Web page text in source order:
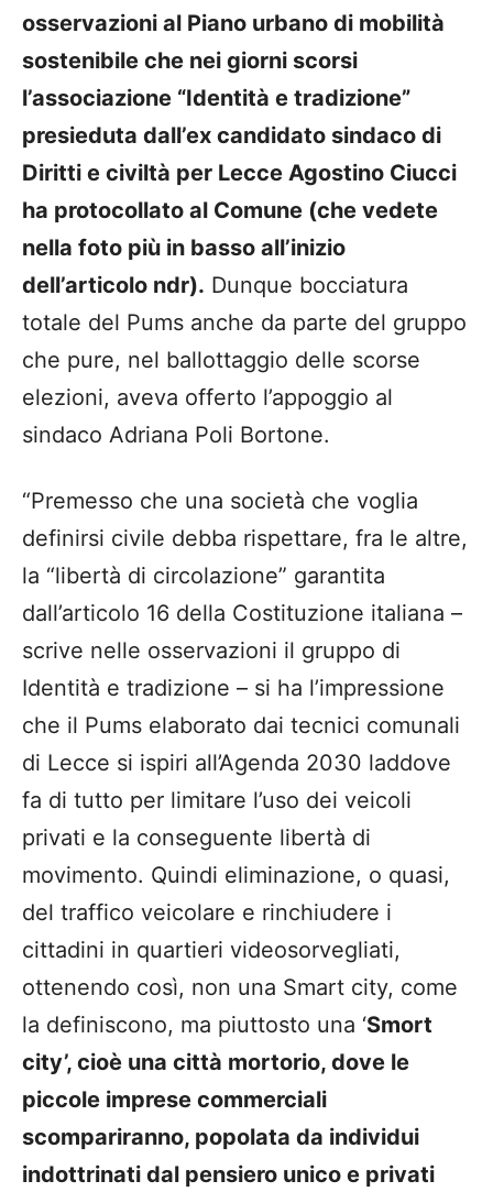
osservazioni al Piano urbano di mobilità
sostenibile che nei giorni scorsi
l’associazione “Identità e tradizione”
presieduta dall’ex candidato sindaco di
Diritti e civiltà per Lecce Agostino Ciucci
ha protocollato al Comune (che vedete
nella foto più in basso all’inizio
dell’articolo ndr). Dunque bocciatura
totale del Pums anche da parte del gruppo
che pure, nel ballottaggio delle scorse
elezioni, aveva offerto l’appoggio al
sindaco Adriana Poli Bortone.
“Premesso che una società che voglia
definirsi civile debba rispettare, fra le altre,
la “libertà di circolazione” garantita
dall’articolo 16 della Costituzione italiana –
scrive nelle osservazioni il gruppo di
Identità e tradizione – si ha l’impressione
che il Pums elaborato dai tecnici comunali
di Lecce si ispiri all’Agenda 2030 laddove
fa di tutto per limitare l’uso dei veicoli
privati e la conseguente libertà di
movimento. Quindi eliminazione, o quasi,
del traffico veicolare e rinchiudere i
cittadini in quartieri videosorvegliati,
ottenendo così, non una Smart city, come
la definiscono, ma piuttosto una ‘Smort
city’, cioè una città mortorio, dove le
piccole imprese commerciali
scompariranno, popolata da individui
indottrinati dal pensiero unico e privati